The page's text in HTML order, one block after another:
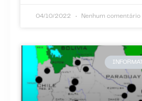
04/10/2022 Nenhum comentário